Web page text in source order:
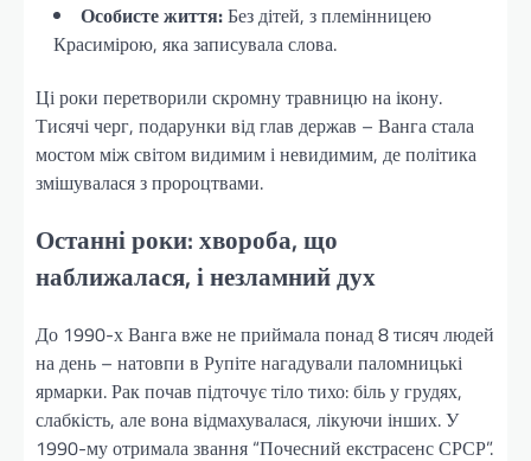
Особисте життя:Без дітей, з племінницею
Красимірою, яка записувала слова.
Ці роки перетворили скромну травницю на ікону.
Тисячі черг, подарунки від глав держав – Ванга стала
мостом між світом видимим і невидимим, де політика
змішувалася з пророцтвами.
Останні роки: хвороба, що
наближалася, і незламний дух
До 1990-х Ванга вже не приймала понад 8 тисяч людей
на день – натовпи в Рупіте нагадували паломницькі
ярмарки. Рак почав підточує тіло тихо: біль у грудях,
слабкість, але вона відмахувалася, лікуючи інших. У
1990-му отримала звання “Почесний екстрасенс СРСР”.